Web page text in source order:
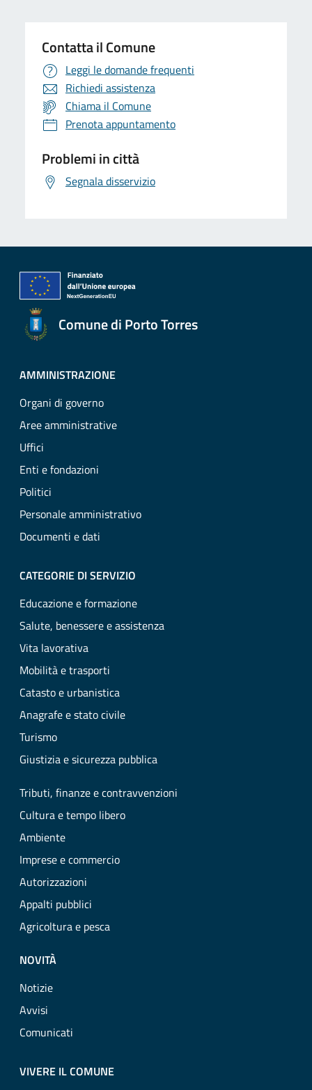
Contatta il Comune
Leggi le domande frequenti
Richiedi assistenza
Chiama il Comune
Prenota appuntamento
Problemi in città
Segnala disservizio
Comune di Porto Torres
AMMINISTRAZIONE
Organi di governo
Aree amministrative
Uffici
Enti e fondazioni
Politici
Personale amministrativo
Documenti e dati
CATEGORIE DI SERVIZIO
Educazione e formazione
Salute, benessere e assistenza
Vita lavorativa
Mobilità e trasporti
Catasto e urbanistica
Anagrafe e stato civile
Turismo
Giustizia e sicurezza pubblica
Tributi, finanze e contravvenzioni
Cultura e tempo libero
Ambiente
Imprese e commercio
Autorizzazioni
Appalti pubblici
Agricoltura e pesca
NOVITÀ
Notizie
Avvisi
Comunicati
VIVERE IL COMUNE